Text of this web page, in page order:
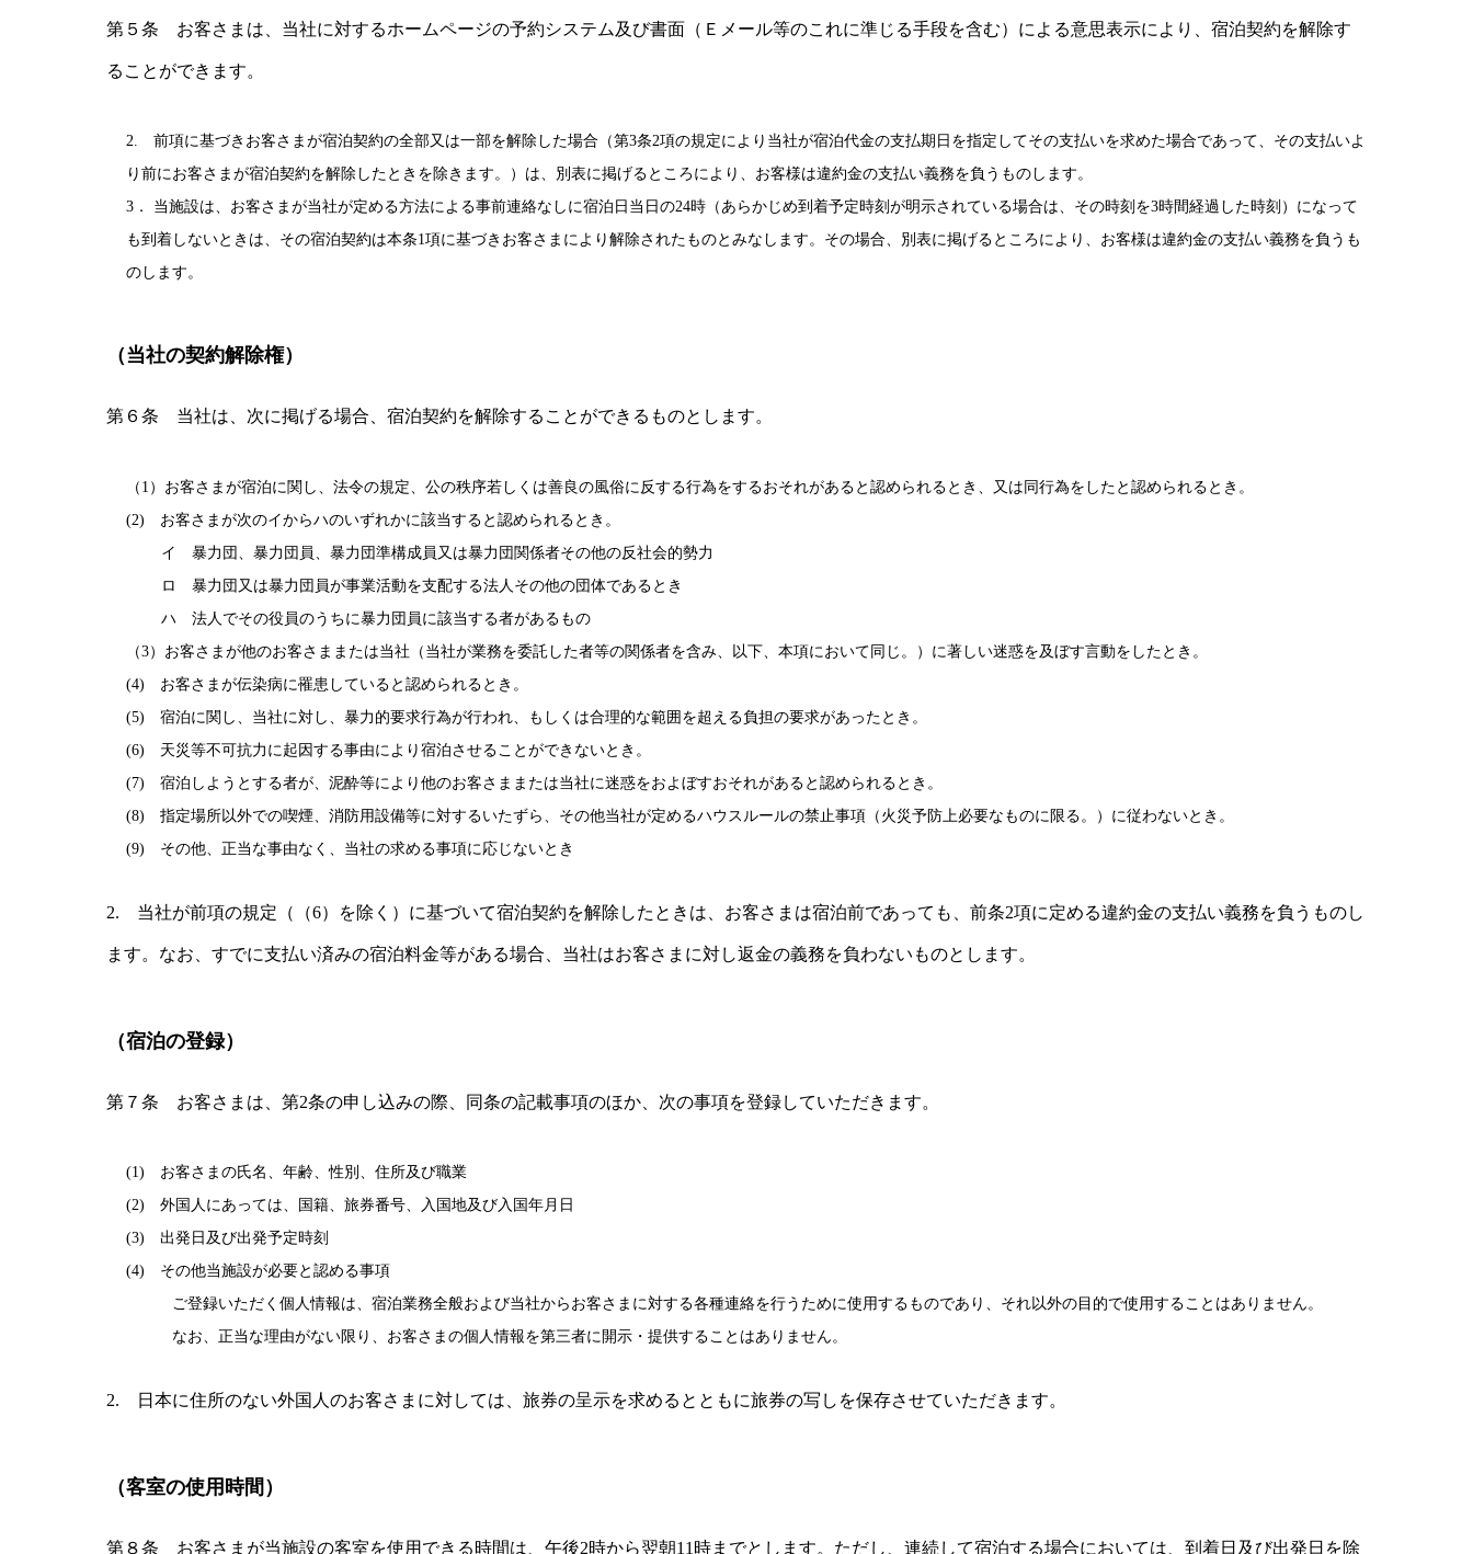
第５条 お客さまは、当社に対するホームページの予約システム及び書面（Ｅメール等のこれに準じる手段を含む）による意思表示により、宿泊契約を解除す
ることができます。
2. 前項に基づきお客さまが宿泊契約の全部又は一部を解除した場合（第3条2項の規定により当社が宿泊代金の支払期日を指定してその支払いを求めた場合であって、その支払いよ
り前にお客さまが宿泊契約を解除したときを除きます。）は、別表に掲げるところにより、お客様は違約金の支払い義務を負うものします。
3． 当施設は、お客さまが当社が定める方法による事前連絡なしに宿泊日当日の24時（あらかじめ到着予定時刻が明示されている場合は、その時刻を3時間経過した時刻）になって
も到着しないときは、その宿泊契約は本条1項に基づきお客さまにより解除されたものとみなします。その場合、別表に掲げるところにより、お客様は違約金の支払い義務を負うも
のします。
（当社の契約解除権）
第６条 当社は、次に掲げる場合、宿泊契約を解除することができるものとします。
（1）お客さまが宿泊に関し、法令の規定、公の秩序若しくは善良の風俗に反する行為をするおそれがあると認められるとき、又は同行為をしたと認められるとき。
(2) お客さまが次のイからハのいずれかに該当すると認められるとき。
イ 暴力団、暴力団員、暴力団準構成員又は暴力団関係者その他の反社会的勢力
ロ 暴力団又は暴力団員が事業活動を支配する法人その他の団体であるとき
ハ 法人でその役員のうちに暴力団員に該当する者があるもの
（3）お客さまが他のお客さままたは当社（当社が業務を委託した者等の関係者を含み、以下、本項において同じ。）に著しい迷惑を及ぼす言動をしたとき。
(4) お客さまが伝染病に罹患していると認められるとき。
(5) 宿泊に関し、当社に対し、暴力的要求行為が行われ、もしくは合理的な範囲を超える負担の要求があったとき。
(6) 天災等不可抗力に起因する事由により宿泊させることができないとき。
(7) 宿泊しようとする者が、泥酔等により他のお客さままたは当社に迷惑をおよぼすおそれがあると認められるとき。
(8) 指定場所以外での喫煙、消防用設備等に対するいたずら、その他当社が定めるハウスルールの禁止事項（火災予防上必要なものに限る。）に従わないとき。
(9) その他、正当な事由なく、当社の求める事項に応じないとき
2. 当社が前項の規定（（6）を除く）に基づいて宿泊契約を解除したときは、お客さまは宿泊前であっても、前条2項に定める違約金の支払い義務を負うものし
ます。なお、すでに支払い済みの宿泊料金等がある場合、当社はお客さまに対し返金の義務を負わないものとします。
（宿泊の登録）
第７条 お客さまは、第2条の申し込みの際、同条の記載事項のほか、次の事項を登録していただきます。
(1) お客さまの氏名、年齢、性別、住所及び職業
(2) 外国人にあっては、国籍、旅券番号、入国地及び入国年月日
(3) 出発日及び出発予定時刻
(4) その他当施設が必要と認める事項
ご登録いただく個人情報は、宿泊業務全般および当社からお客さまに対する各種連絡を行うために使用するものであり、それ以外の目的で使用することはありません。
なお、正当な理由がない限り、お客さまの個人情報を第三者に開示・提供することはありません。
2. 日本に住所のない外国人のお客さまに対しては、旅券の呈示を求めるとともに旅券の写しを保存させていただきます。
（客室の使用時間）
第８条 お客さまが当施設の客室を使用できる時間は、午後2時から翌朝11時までとします。ただし、連続して宿泊する場合においては、到着日及び出発日を除